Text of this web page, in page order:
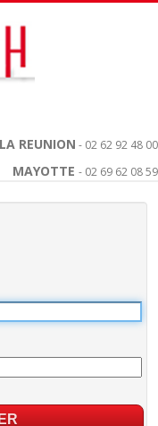
REUNION - 02 62 92 48 00
MAYOTTE - 02 69 62 08 59